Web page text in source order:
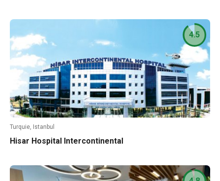
Turquie, Istanbul
Hisar Hospital Intercontinental
4.5